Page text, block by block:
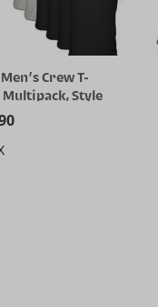
Crew T-
Style